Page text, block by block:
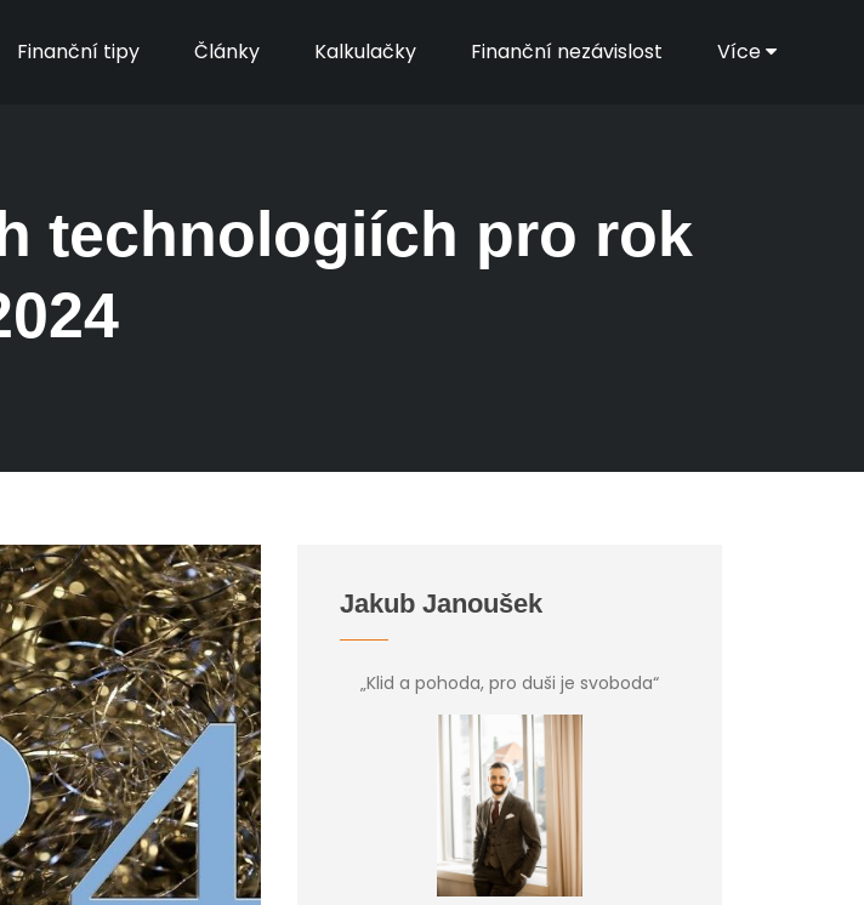
Finanční tipy Články Kalkulačky Finanční nezávislost Více
technologiích pro rok
Jakub Janoušek
„Klid a pohoda, pro duši je svoboda“